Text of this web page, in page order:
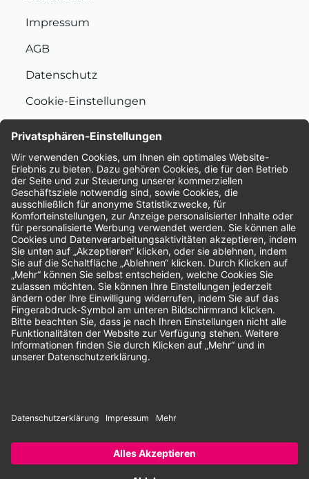
Impressum
AGB
Datenschutz
Cookie-Einstellungen
Bewertungen
Unsere Zahlungsarten:
Rechnung SEPA-Lastschrift Vorkasse